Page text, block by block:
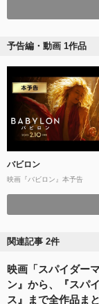
予告編・動画 1作品
バビロン
映画『バビロン』本予告
関連記事 2件
映画「スパイダー
ン』から、『スパ
ス』まで全作品ま